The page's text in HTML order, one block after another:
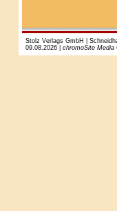
Stolz Verlags GmbH |
09.08.2026 | chromoSite Media